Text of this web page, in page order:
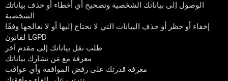
الوصول إلى بياناتك الشخصية وتصحيح أي أخطاء أو حذف بياناتك
الشخصية
إخفاء أو حظر أو حذف البيانات التي لا نحتاج إليها أو لا نعالجها وفقًا
لقانون LGPD
طلب نقل بياناتك إلى مقدم آخر
معرفة مع مَن نشارك بياناتك
معرفة قدرتك على رفض الموافقة وأي عواقب